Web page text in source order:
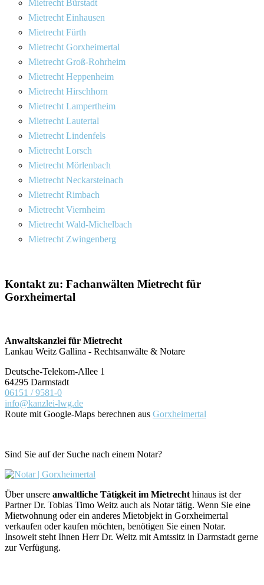
Mietrecht Bürstadt
Mietrecht Einhausen
Mietrecht Fürth
Mietrecht Gorxheimertal
Mietrecht Groß-Rohrheim
Mietrecht Heppenheim
Mietrecht Hirschhorn
Mietrecht Lampertheim
Mietrecht Lautertal
Mietrecht Lindenfels
Mietrecht Lorsch
Mietrecht Mörlenbach
Mietrecht Neckarsteinach
Mietrecht Rimbach
Mietrecht Viernheim
Mietrecht Wald-Michelbach
Mietrecht Zwingenberg
Kontakt zu: Fachanwälten Mietrecht für
Gorxheimertal
Anwaltskanzlei für Mietrecht
Lankau Weitz Gallina - Rechtsanwälte & Notare
Deutsche-Telekom-Allee 1
64295 Darmstadt
06151 / 9581-0
info@kanzlei-lwg.de
Route mit Google-Maps berechnen aus Gorxheimertal
Sind Sie auf der Suche nach einem Notar?
Über unsere anwaltliche Tätigkeit im Mietrecht hinaus ist der
Partner Dr. Tobias Timo Weitz auch als Notar tätig. Wenn Sie eine
Mietwohnung oder ein anderes Mietobjekt in Gorxheimertal
verkaufen oder kaufen möchten, benötigen Sie einen Notar.
Insoweit steht Ihnen Herr Dr. Weitz mit Amtssitz in Darmstadt gerne
zur Verfügung.